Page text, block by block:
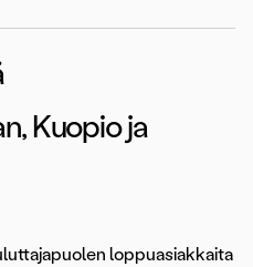
Kuopio ja
loppuasiakkaita